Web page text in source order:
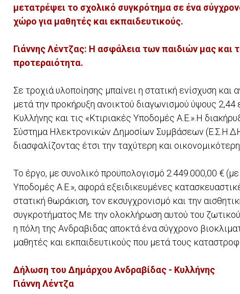
μετατρέψει το σχολικό συγκρότημα σε ένα
χώρο για μαθητές και εκπαιδευτικούς.
Γιάννης Λέντζας: Η ασφάλεια των παιδιών μας
προτεραιότητα.
Σε τροχιά υλοποίησης μπαίνει η στατική ενίσχυση
μετά την προκήρυξη ανοικτού διαγωνισμού ύψους
Κυλλήνης και τις «Κτιριακές Υποδομές Α.Ε.». ​Η
Σύστημα Ηλεκτρονικών Δημοσίων Συμβάσεων
διασφαλίζοντας έτσι την ταχύτερη και
Το έργο, με συνολικό προϋπολογισμό 2.449.000,00 €
Υποδομές Α.Ε.», αφορά εξειδικευμένες
στατική θωράκιση, τον εκσυγχρονισμό και την
συγκροτήματος. ​Με την ολοκλήρωση αυτού του
η πόλη της Ανδραβιδας αποκτά ένα σύγχρονο
μαθητές και εκπαιδευτικούς που μετά τους
Δήλωση του Δημάρχου Ανδραβίδας - Κυλλήνης
Γιάννη Λέντζα